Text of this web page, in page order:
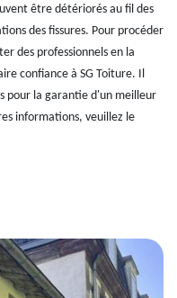
être détériorés au fil des
des fissures. Pour procéder
des professionnels en la
confiance à SG Toiture. Il
pour la garantie d'un meilleur
informations, veuillez le